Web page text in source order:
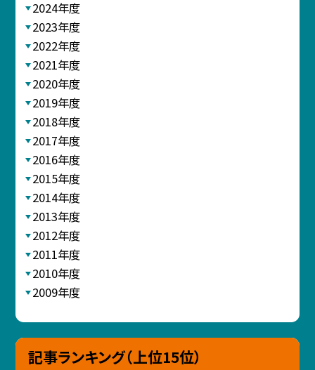
2024年度
2023年度
2022年度
2021年度
2020年度
2019年度
2018年度
2017年度
2016年度
2015年度
2014年度
2013年度
2012年度
2011年度
2010年度
2009年度
記事ランキング（上位15位）